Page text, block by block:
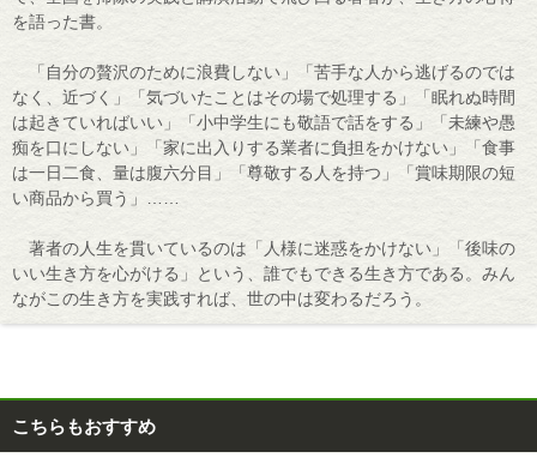
を語った書。
「自分の贅沢のために浪費しない」「苦手な人から逃げるのでは
なく、近づく」「気づいたことはその場で処理する」「眠れぬ時間
は起きていればいい」「小中学生にも敬語で話をする」「未練や愚
痴を口にしない」「家に出入りする業者に負担をかけない」「食事
は一日二食、量は腹六分目」「尊敬する人を持つ」「賞味期限の短
い商品から買う」……
著者の人生を貫いているのは「人様に迷惑をかけない」「後味の
いい生き方を心がける」という、誰でもできる生き方である。みん
ながこの生き方を実践すれば、世の中は変わるだろう。
こちらもおすすめ